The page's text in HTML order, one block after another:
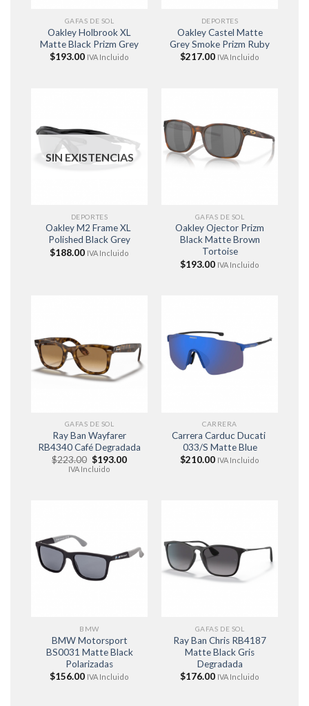
GAFAS DE SOL
Oakley Holbrook XL
Matte Black Prizm Grey
$193.00 IVA Incluido
DEPORTES
Oakley Castel Matte
Grey Smoke Prizm Ruby
$217.00 IVA Incluido
SIN EXISTENCIAS
DEPORTES
Oakley M2 Frame XL
Polished Black Grey
$188.00 IVA Incluido
GAFAS DE SOL
Oakley Ojector Prizm
Black Matte Brown
Tortoise
$193.00 IVA Incluido
GAFAS DE SOL
Ray Ban Wayfarer
RB4340 Café Degradada
$223.00 El
precio
$193.00El
IVA Incluido
CARRERA
Carrera Carduc Ducati
033/S Matte Blue
$210.00 IVA Incluido
BMW
BMW Motorsport
BS0031 Matte Black
Polarizadas
$156.00 IVA Incluido
GAFAS DE SOL
Ray Ban Chris RB4187
Matte Black Gris
Degradada
$176.00 IVA Incluido